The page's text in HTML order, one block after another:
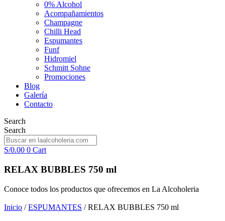
0% Alcohol
Acompañamientos
Champagne
Chilli Head
Espumantes
Funf
Hidromiel
Schmitt Sohne
Promociones
Blog
Galería
Contacto
Search
Search
S/0.00 0 Cart
RELAX BUBBLES 750 ml
Conoce todos los productos que ofrecemos en La Alcoholeria
Inicio /ESPUMANTES / RELAX BUBBLES 750 ml